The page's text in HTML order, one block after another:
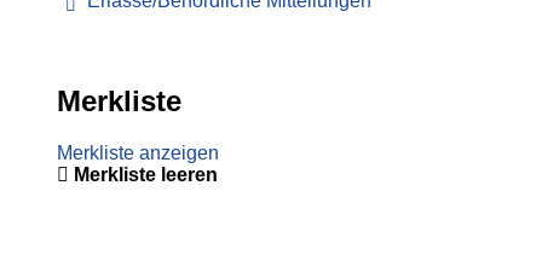
Merkliste
Merkliste anzeigen
Merkliste leeren